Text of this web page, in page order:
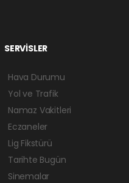
SERVİSLER
Hava Durumu
Yol ve Trafik
Namaz Vakitleri
Eczaneler
Lig Fikstürü
Tarihte Bugün
Sinemalar